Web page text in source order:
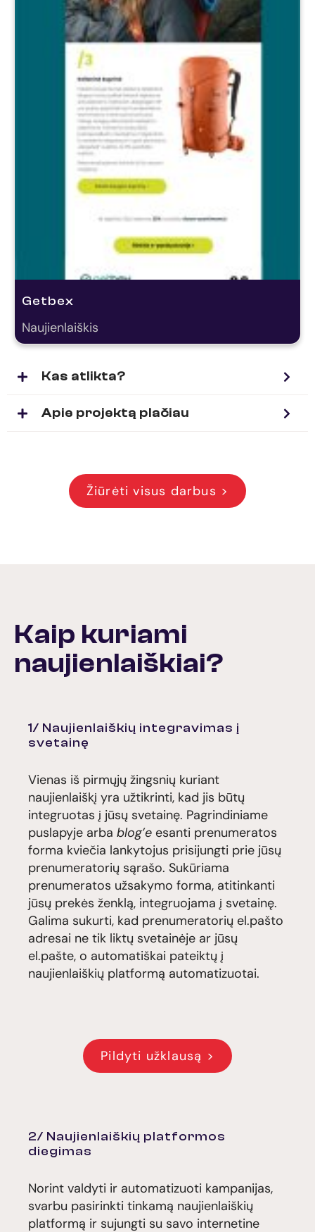
Getbex
Naujienlaiškis
Kas atlikta?
Apie projektą plačiau
Žiūrėti visus darbus >
Kaip kuriami
naujienlaiškiai?
1/ Naujienlaiškių integravimas į
svetainę
Vienas iš pirmųjų žingsnių kuriant
naujienlaiškį yra užtikrinti, kad jis būtų
integruotas į jūsų svetainę. Pagrindiniame
puslapyje arba blog’e esanti prenumeratos
forma kviečia lankytojus prisijungti prie jūsų
prenumeratorių sąrašo. Sukūriama
prenumeratos užsakymo forma, atitinkanti
jūsų prekės ženklą, integruojama į svetainę.
Galima sukurti, kad prenumeratorių el.pašto
adresai ne tik liktų svetainėje ar jūsų
el.pašte, o automatiškai pateiktų į
naujienlaiškių platformą automatizuotai.
Pildyti užklausą >
2/ Naujienlaiškių platformos
diegimas
Norint valdyti ir automatizuoti kampanijas,
svarbu pasirinkti tinkamą naujienlaiškių
platformą ir sujungti su savo internetine